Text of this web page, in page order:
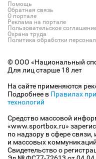
Помощь
Обратная связь
О портале
Реклама на портале
Пользовательское
Охрана труда
Политика обработки
© ООО «Национальный
Для лиц старше 18 лет
На сайте применяются
Подробнее в Правилах
технологий
Средство массовой
«www.sportbox.ru»
по надзору в сфере
и массовых
Свидетельство о